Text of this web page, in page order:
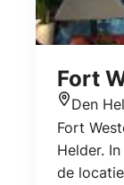
Fort
Den
Fort
Helder.
de